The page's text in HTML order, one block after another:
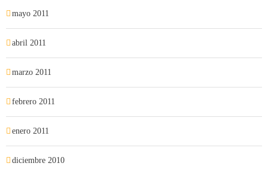
mayo 2011
abril 2011
marzo 2011
febrero 2011
enero 2011
diciembre 2010